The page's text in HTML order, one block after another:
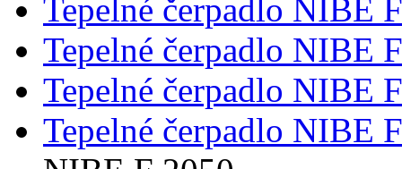
Tepelné čerpadlo NIBE
Tepelné čerpadlo NIBE
Tepelné čerpadlo NIBE
Tepelné čerpadlo NIBE